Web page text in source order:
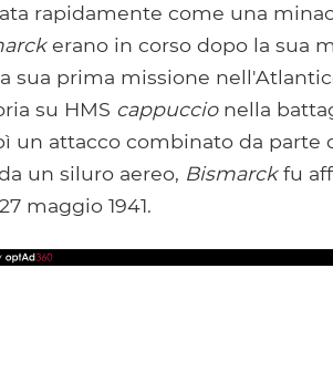
rapidamente come una
erano in corso dopo la sua
sua prima missione
su HMS cappuccionella
un attacco combinato da parte
un siluro aereo, Bismarckfu
maggio 1941.